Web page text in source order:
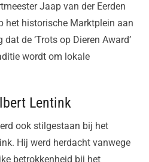
Jaap van der Eerden
het historische Marktplein aan
de ‘Trots op Dieren Award’
wordt om lokale
Lentink
ook stilgestaan bij het
Hij werd herdacht vanwege
betrokkenheid bij het